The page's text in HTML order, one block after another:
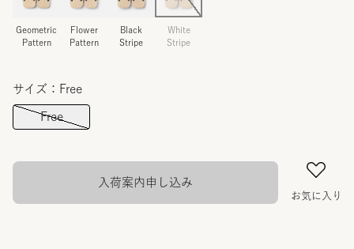
Geometric
Pattern
Flower
Pattern
Black
Stripe
White
Stripe
サイズ：Free
Free
お気に入り
入荷案内申し込み